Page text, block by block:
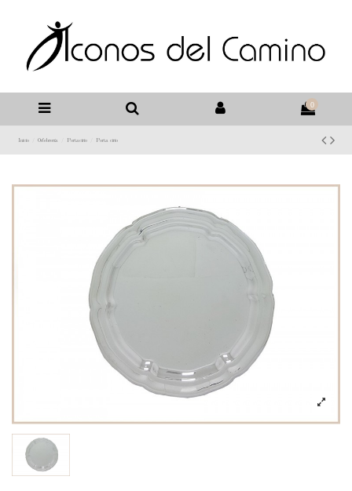
0
Inicio Orfebrería Portacirio Porta cirio